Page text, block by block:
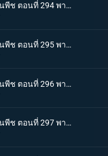
One piece วันพีช ตอนที่ 294 พากย์ไทย ความกลหนดังไปทั่ว! คำสั่งขอบัสเตอร์คอล!
One piece วันพีช ตอนที่ 295 พากย์ไทย นามิมี 5 คน? การโต้กลับพร้อมภาพลวงตา!
One piece วันพีช ตอนที่ 296 พากย์ไทย นามิตัดสินใจ! ยิงช็อปเปอร์ที่คลุ้มคลั่ง!
One piece วันพีช ตอนที่ 297 พากย์ไทย นายพรานซันจิออกโรง? เพลงสวดศพแด่หมาป่าขี้ปด!